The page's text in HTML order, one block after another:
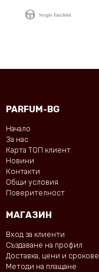
PARFUM-BG
Начало
За нас
Карта ТОП клиент
Новини
Контакти
Общи условия
Поверителност
МАГАЗИН
Вход за клиенти
Създаване на профил
Доставка, цени и срокове
Методи на плащане